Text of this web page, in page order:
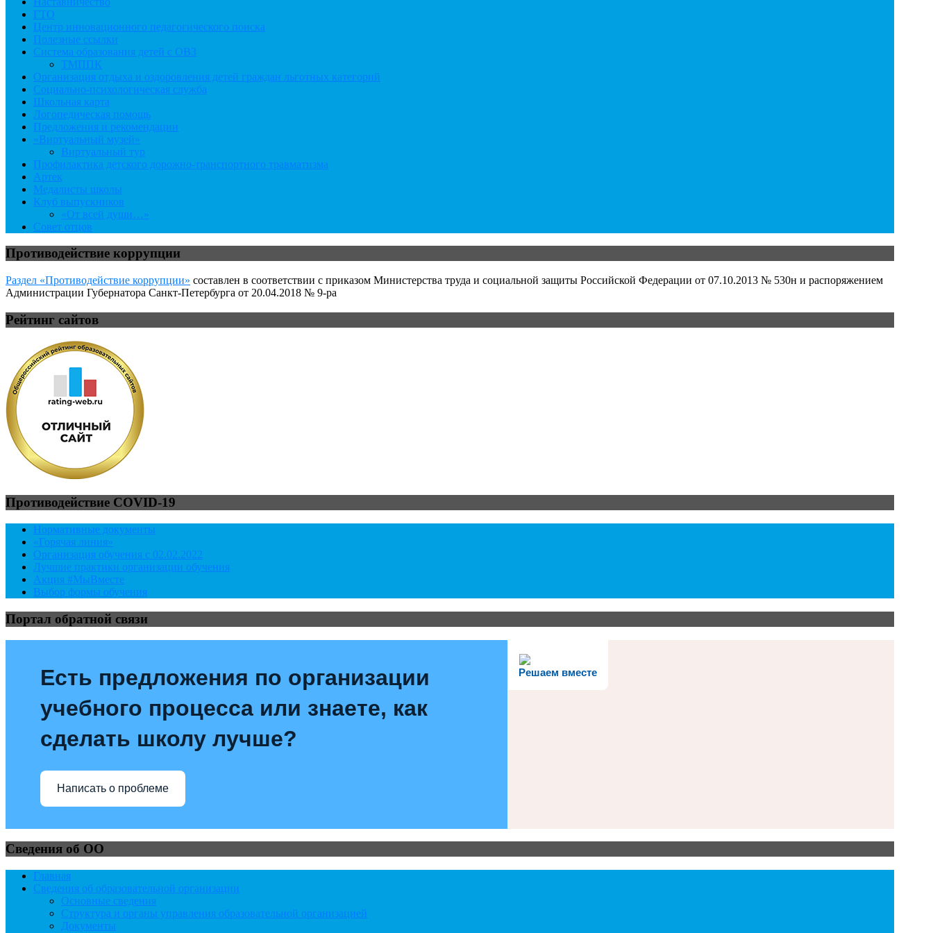
ГТО
Центр инновационного педагогического поиска
Полезные ссылки
Система образования детей с ОВЗ
ТМППК
Организация отдыха и оздоровления детей граждан льготных категорий
Социально-психологическая служба
Школьная карта
Логопедическая помощь
Предложения и рекомендации
«Виртуальный музей»
Виртуальный тур
Профилактика детского дорожно-транспортного травматизма
Артек
Медалисты школы
Клуб выпускников
«От всей души…»
Совет отцов
Противодействие коррупции
Раздел «Противодействие коррупции» составлен в соответствии с приказом Министерства труда и социальной защиты Российской Федерации от 07.10.2013 № 530н и распоряжением
Администрации Губернатора Санкт-Петербурга от 20.04.2018 № 9-ра
Рейтинг сайтов
Противодействие COVID-19
Нормативные документы
«Горячая линия»
Организация обучения с 02.02.2022
Лучшие практики организации обучения
Акция #МыВместе
Выбор формы обучения
Портал обратной связи
Решаем вместе
Есть предложения по организации
учебного процесса или знаете, как
сделать школу лучше?
Написать о проблеме
Сведения об ОО
Главная
Сведения об образовательной организации
Основные сведения
Структура и органы управления образовательной организацией
Документы